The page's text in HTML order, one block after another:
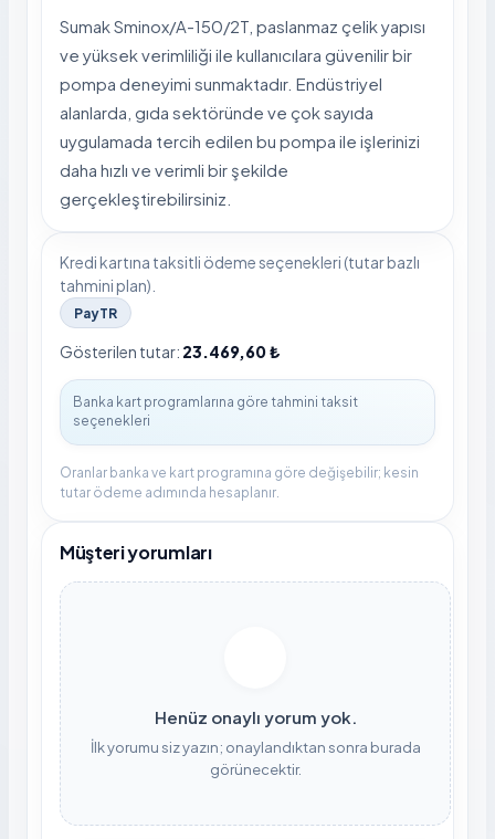
Sumak Sminox/A-150/2T, paslanmaz çelik yapısı
ve yüksek verimliliği ile kullanıcılara güvenilir bir
pompa deneyimi sunmaktadır. Endüstriyel
alanlarda, gıda sektöründe ve çok sayıda
uygulamada tercih edilen bu pompa ile işlerinizi
daha hızlı ve verimli bir şekilde
gerçekleştirebilirsiniz.
Kredi kartına taksitli ödeme seçenekleri (tutar bazlı
tahmini plan).
PayTR
Gösterilen tutar: 23.469,60 ₺
Oranlar banka ve kart programına göre değişebilir; kesin
tutar ödeme adımında hesaplanır.
Müşteri yorumları
Henüz onaylı yorum yok.
İlk yorumu siz yazın; onaylandıktan sonra burada
görünecektir.